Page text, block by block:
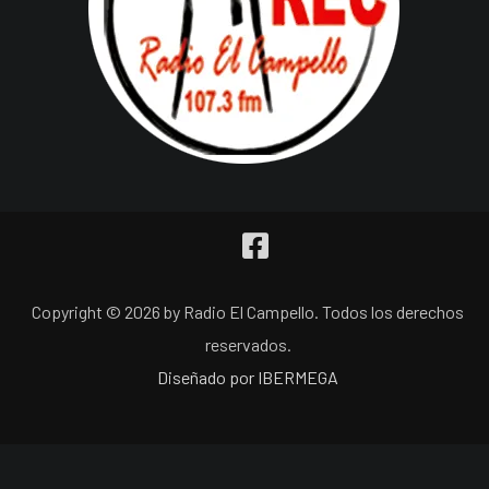
Copyright © 2026 by Radio El Campello. Todos los derechos
reservados.
Diseñado por IBERMEGA